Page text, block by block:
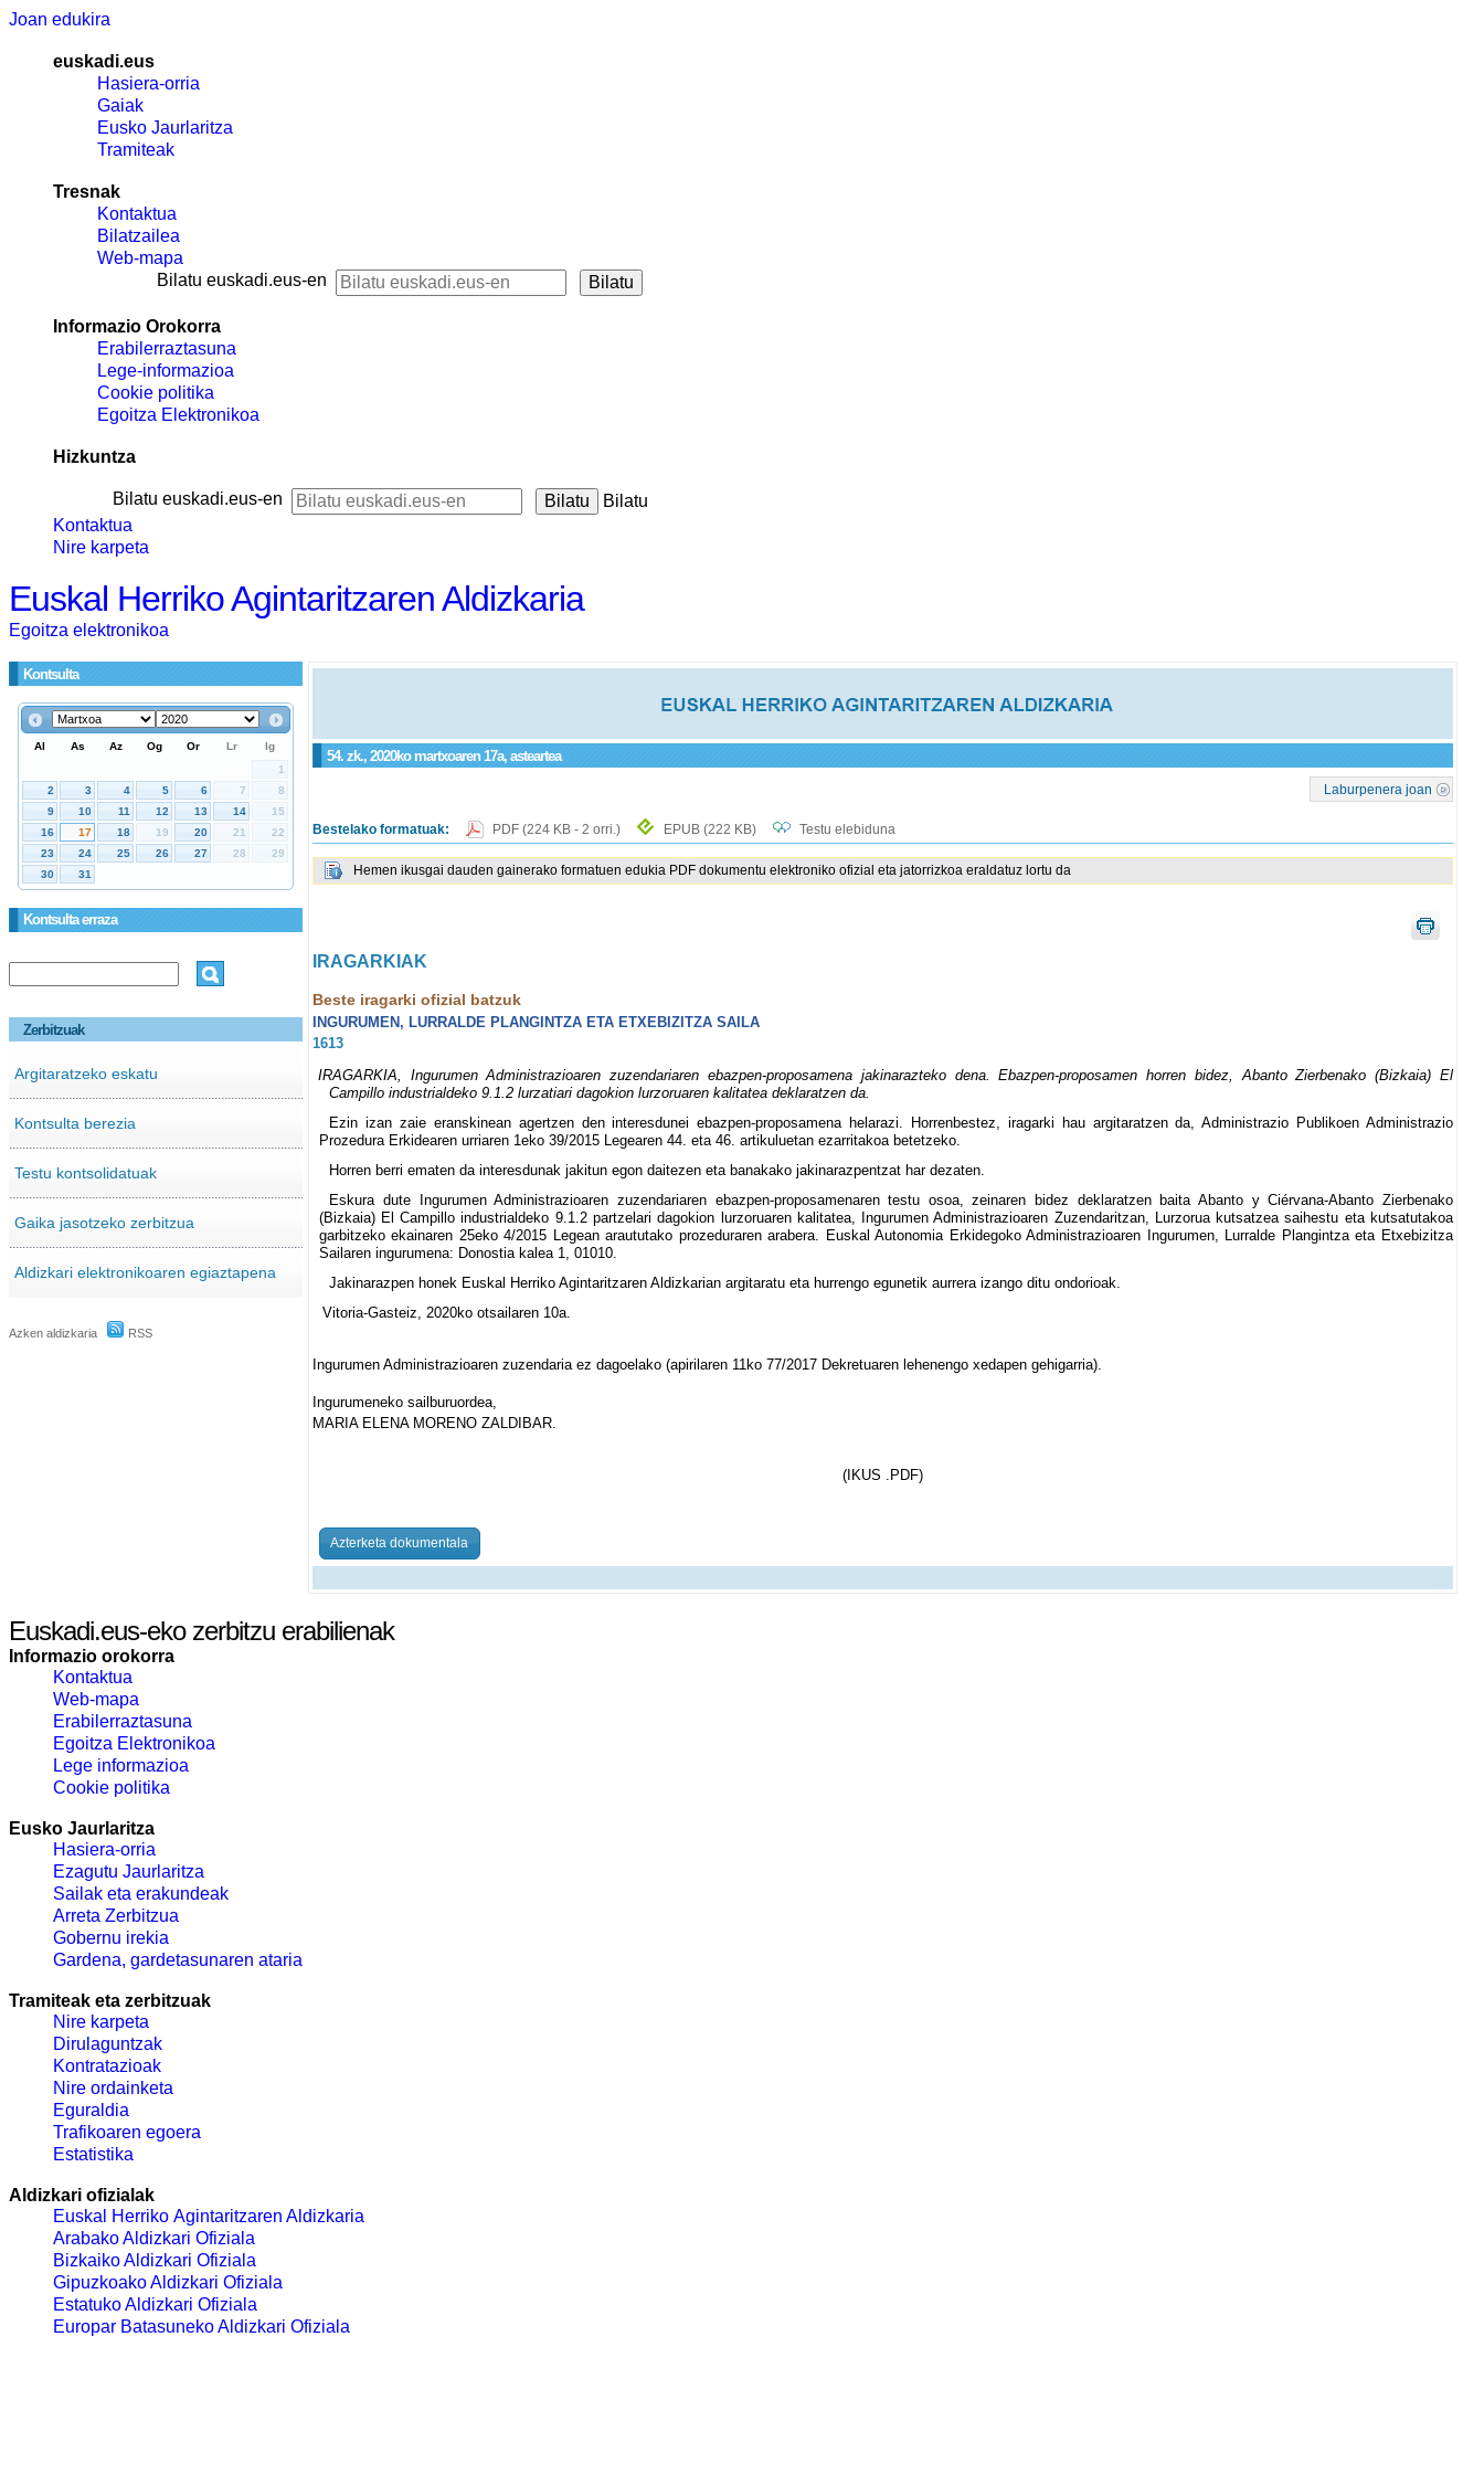
Joan edukira
euskadi.eus
Hasiera-orria
Gaiak
Eusko Jaurlaritza
Tramiteak
Tresnak
Kontaktua
Bilatzailea
Web-mapa
Bilatu euskadi.eus-en
Informazio Orokorra
Erabilerraztasuna
Lege-informazioa
Cookie politika
Egoitza Elektronikoa
Hizkuntza
Bilatu euskadi.eus-en
Bilatu
Kontaktua
Nire karpeta
Euskal Herriko Agintaritzaren Aldizkaria
Egoitza elektronikoa
Kontsulta
Kontsulta erraza
Zerbitzuak
Argitaratzeko eskatu
Kontsulta berezia
Testu kontsolidatuak
Gaika jasotzeko zerbitzua
Aldizkari elektronikoaren egiaztapena
Azken aldizkaria RSS
54. zk., 2020ko martxoaren 17a, asteartea
Laburpenera joan
Bestelako formatuak: PDF (224 KB - 2 orri.) EPUB (222 KB) Testu elebiduna
Hemen ikusgai dauden gainerako formatuen edukia PDF dokumentu elektroniko ofizial eta jatorrizkoa eraldatuz lortu da
IRAGARKIAK
Beste iragarki ofizial batzuk
INGURUMEN, LURRALDE PLANGINTZA ETA ETXEBIZITZA SAILA
1613
IRAGARKIA, Ingurumen Administrazioaren zuzendariaren ebazpen-proposamena jakinarazteko dena. Ebazpen-proposamen horren bidez, Abanto Zierbenako (Bizkaia) El
Campillo industrialdeko 9.1.2 lurzatiari dagokion lurzoruaren kalitatea deklaratzen da.
Ezin izan zaie eranskinean agertzen den interesdunei ebazpen-proposamena helarazi. Horrenbestez, iragarki hau argitaratzen da, Administrazio Publikoen Administrazio
Prozedura Erkidearen urriaren 1eko 39/2015 Legearen 44. eta 46. artikuluetan ezarritakoa betetzeko.
Horren berri ematen da interesdunak jakitun egon daitezen eta banakako jakinarazpentzat har dezaten.
Eskura dute Ingurumen Administrazioaren zuzendariaren ebazpen-proposamenaren testu osoa, zeinaren bidez deklaratzen baita Abanto y Ciérvana-Abanto Zierbenako
(Bizkaia) El Campillo industrialdeko 9.1.2 partzelari dagokion lurzoruaren kalitatea, Ingurumen Administrazioaren Zuzendaritzan, Lurzorua kutsatzea saihestu eta kutsatutakoa
garbitzeko ekainaren 25eko 4/2015 Legean araututako prozeduraren arabera. Euskal Autonomia Erkidegoko Administrazioaren Ingurumen, Lurralde Plangintza eta Etxebizitza
Sailaren ingurumena: Donostia kalea 1, 01010.
Jakinarazpen honek Euskal Herriko Agintaritzaren Aldizkarian argitaratu eta hurrengo egunetik aurrera izango ditu ondorioak.
Vitoria-Gasteiz, 2020ko otsailaren 10a.
Ingurumen Administrazioaren zuzendaria ez dagoelako (apirilaren 11ko 77/2017 Dekretuaren lehenengo xedapen gehigarria).
Ingurumeneko sailburuordea,
MARIA ELENA MORENO ZALDIBAR.
(IKUS .PDF)
Azterketa dokumentala
Euskadi.eus-eko zerbitzu erabilienak
Informazio orokorra
Kontaktua
Web-mapa
Erabilerraztasuna
Egoitza Elektronikoa
Lege informazioa
Cookie politika
Eusko Jaurlaritza
Hasiera-orria
Ezagutu Jaurlaritza
Sailak eta erakundeak
Arreta Zerbitzua
Gobernu irekia
Gardena, gardetasunaren ataria
Tramiteak eta zerbitzuak
Nire karpeta
Dirulaguntzak
Kontratazioak
Nire ordainketa
Eguraldia
Trafikoaren egoera
Estatistika
Aldizkari ofizialak
Euskal Herriko Agintaritzaren Aldizkaria
Arabako Aldizkari Ofiziala
Bizkaiko Aldizkari Ofiziala
Gipuzkoako Aldizkari Ofiziala
Estatuko Aldizkari Ofiziala
Europar Batasuneko Aldizkari Ofiziala